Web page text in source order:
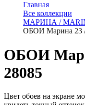
Главная
Все коллекции
МАРИНА /
ОБОИ Марина 23 /
ОБОИ
28085
Цвет обоев на экране